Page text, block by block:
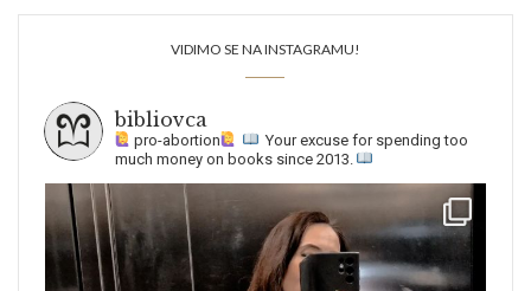
VIDIMO SE NA INSTAGRAMU!
bibliovca
pro-abortion
Your excuse for spending too
much money on books since 2013.